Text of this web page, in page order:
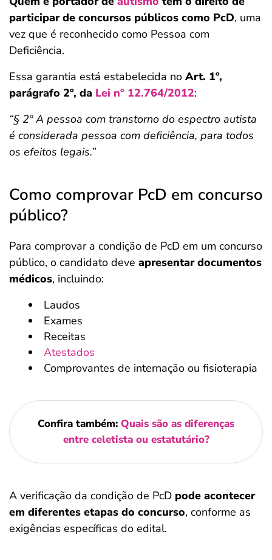
participar de concursos públicos como PcD, uma
vez que é reconhecido como Pessoa com
Deficiência.
Essa garantia está estabelecida no Art. 1º,
parágrafo 2º, da Lei nº 12.764/2012:
“§ 2º A pessoa com transtorno do espectro autista
é considerada pessoa com deficiência, para todos
os efeitos legais.”
Como comprovar PcD em concurso
público?
Para comprovar a condição de PcD em um concurso
público, o candidato deve apresentar documentos
médicos, incluindo:
Laudos
Exames
Receitas
Atestados
Comprovantes de internação ou fisioterapia
Confira também: Quais são as diferenças
entre celetista ou estatutário?
A verificação da condição de PcD pode acontecer
em diferentes etapas do concurso, conforme as
exigências específicas do edital.